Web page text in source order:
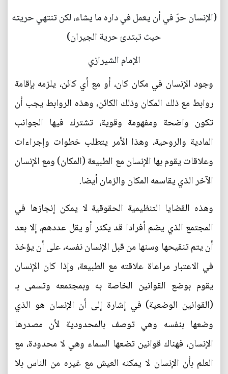
(الإنسان حرّ في أن يعمل في داره ما يشاء، لكن تنتهي حريته
حيث تبتدئ حرية الجيران)
الإمام الشيرازي
وجود الإنسان في مكان كان، أو مع أي كائن، يلزمه بإقامة
روابط مع ذلك المكان وذلك الكائن، وهذه الروابط يجب أن
تكون واضحة ومفهومة وقوية، تشترك فيها الجوانب
المادية والروحية، وهذا الأمر يتطلب خطوات وإجراءات
وعلاقات يقوم بها الإنسان مع الطبيعة (المكان) ومع الإنسان
الآخر الذي يقاسمه المكان والزمان أيضا.
وهذه القضايا التنظيمية الحقوقية لا يمكن إنجازها في
المجتمع الذي يضم أفرادا قد يكثر أو يقل عددهم، إلا بعد
أن يتم تنقيحها وسنها من قبل الإنسان نفسه، على أن يؤخذ
في الاعتبار مراعاة علاقته مع الطبيعة، وإذا كان الإنسان
يقوم بوضع القوانين الخاصة به وبمجتمعه وتسمى بـ
(القوانين الوضعية) في إشارة إلى أن الإنسان هو الذي
وضعها بنفسه وهي توصف بالمحدودية لأن مصدرها
الإنسان، فهناك قوانين تضعها السماء وهي لا محدودة، مع
العلم بأن الإنسان لا يمكنه العيش مع غيره من الناس بلا